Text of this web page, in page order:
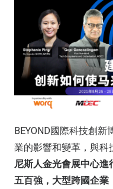
BEYOND國際科技創
業的影響和變革，與科
尼斯人金光會展中心
五百強，大型跨國企